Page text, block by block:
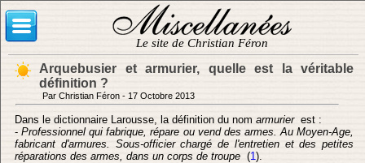
Le site de Christian Féron
Arquebusier et armurier, quelle est la véritable
définition ?
Par Christian Féron - 17 Octobre 2013
Dans le dictionnaire Larousse, la définition du nom armurier est :
-Professionnel qui fabrique, répare ou vend des armes. Au Moyen-Age,
fabricant d'armures. Sous-officier chargé de l'entretien et des petites
réparations des armes, dans un corps de troupe (1).